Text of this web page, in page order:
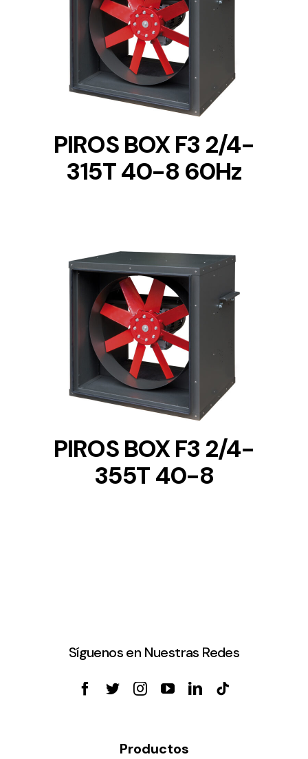
DETAILS
PIROS BOX F3 2/4-
315T 40-8 60Hz
DETAILS
PIROS BOX F3 2/4-
355T 40-8
Síguenos en Nuestras Redes
Productos